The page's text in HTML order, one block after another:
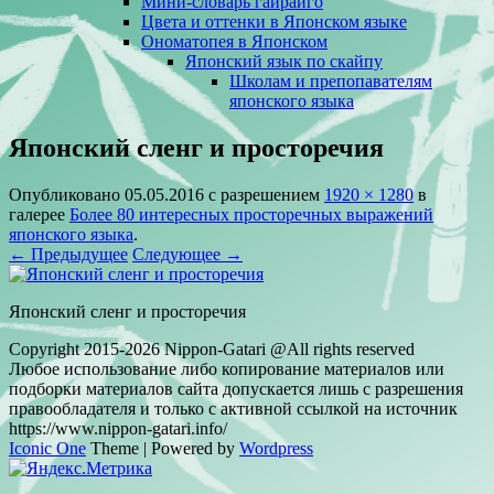
Цвета и оттенки в Японском языке
Ономатопея в Японском
Японский язык по скайпу
Школам и препопавателям
японского языка
Японский сленг и просторечия
Опубликовано 05.05.2016 с разрешением 1920 × 1280в
галерее Более 80 интересных просторечных выражений
японского языка.
← Предыдущее Следующее →
Японский сленг и просторечия
Copyright 2015-2026 Nippon-Gatari @All rights reserved
Любое использование либо копирование материалов или
подборки материалов сайта допускается лишь с разрешения
правообладателя и только с активной ссылкой на источник
https://www.nippon-gatari.info/
Iconic One Theme | Powered by Wordpress